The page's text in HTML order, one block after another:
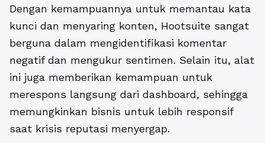
Dengan kemampuannya untuk memantau kata
kunci dan menyaring konten, Hootsuite sangat
berguna dalam mengidentifikasi komentar
negatif dan mengukur sentimen. Selain itu, alat
ini juga memberikan kemampuan untuk
merespons langsung dari dashboard, sehingga
memungkinkan bisnis untuk lebih responsif
saat krisis reputasi menyergap.